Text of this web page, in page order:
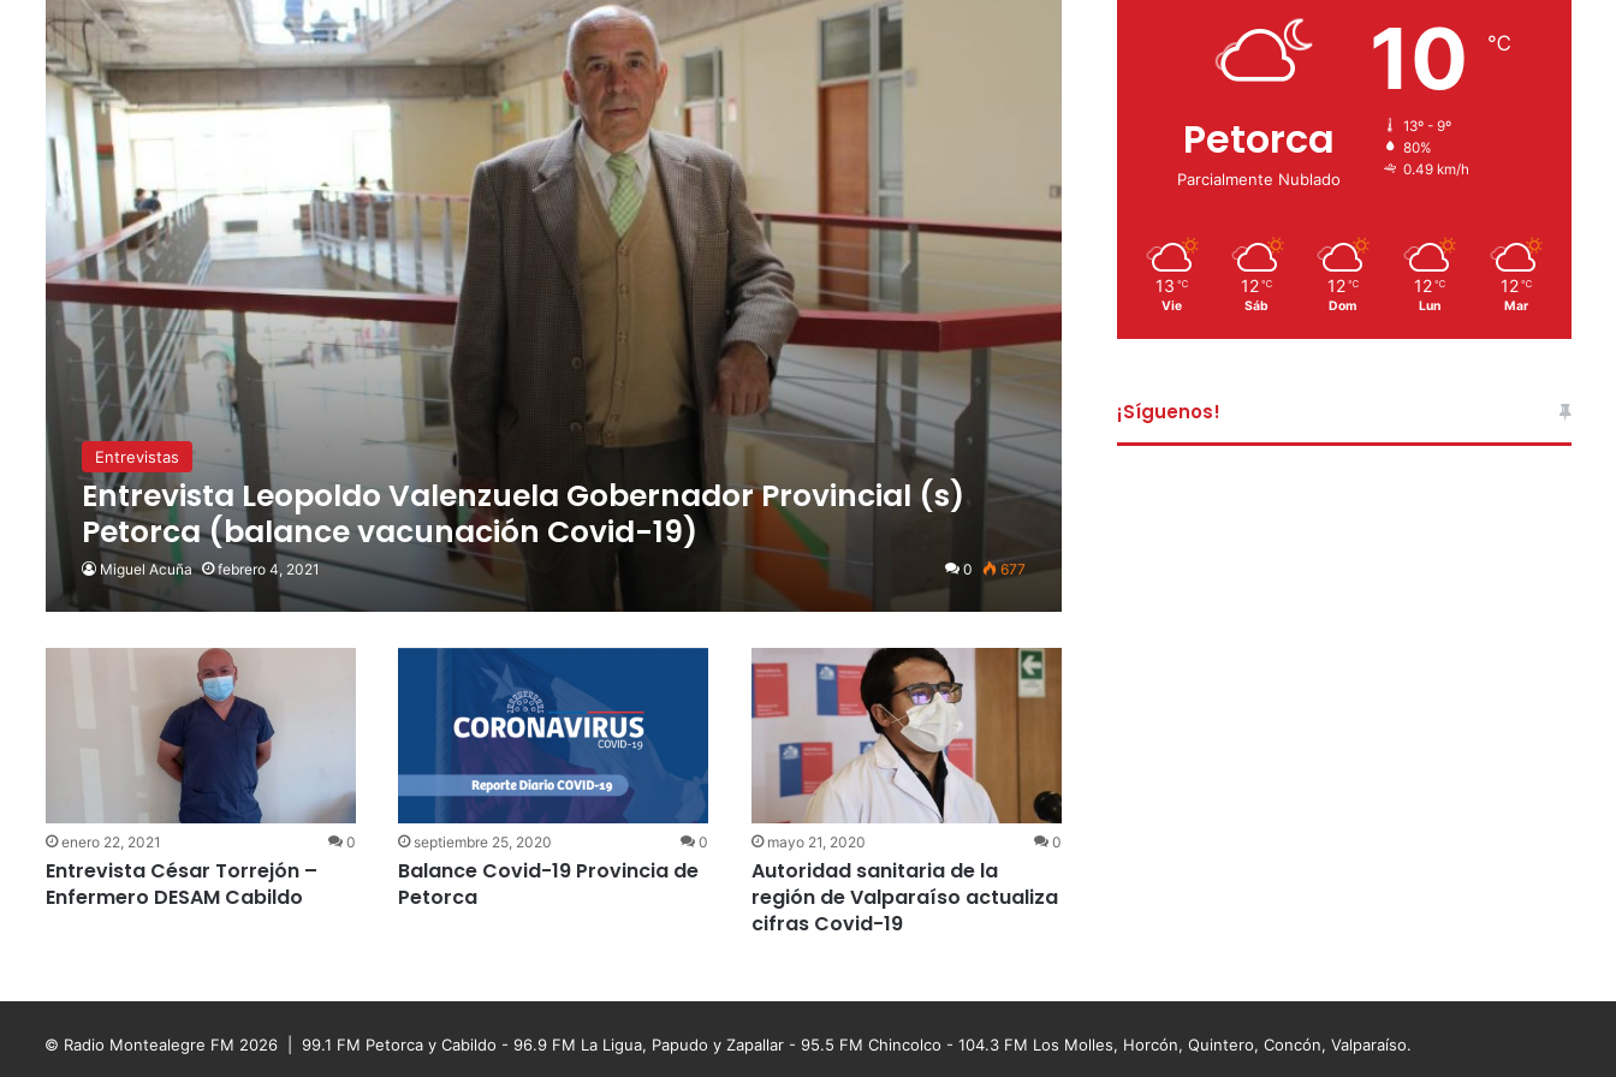
Entrevistas
Entrevista Leopoldo Valenzuela Gobernador Provincial (s)
Petorca (balance vacunación Covid-19)
Miguel Acuña febrero 4, 2021 0 677
enero 22, 2021 0
Entrevista César Torrejón –
Enfermero DESAM Cabildo
septiembre 25, 2020 0
Balance Covid-19 Provincia de
Petorca
mayo 21, 2020 0
Autoridad sanitaria de la
región de Valparaíso actualiza
cifras Covid-19
Petorca
Parcialmente Nublado
10 ℃
13º - 9º
80%
0.49 km/h
13 ℃
Vie
12 ℃
Sáb
12 ℃
Dom
12 ℃
Lun
12 ℃
Mar
¡Síguenos!
© Radio Montealegre FM 2026 | 99.1 FM Petorca y Cabildo - 96.9 FM La Ligua, Papudo y Zapallar - 95.5 FM Chincolco - 104.3 FM Los Molles, Horcón, Quintero, Concón, Valparaíso.